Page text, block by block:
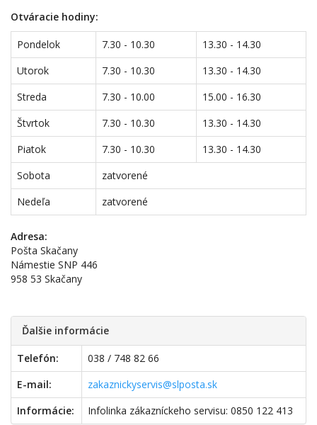
Otváracie hodiny:
Pondelok 7.30 - 10.30
13.30 - 14.30
Utorok
7.30 - 10.30
13.30 - 14.30
Streda
7.30 - 10.00
15.00 - 16.30
Štvrtok
7.30 - 10.30
13.30 - 14.30
Piatok
7.30 - 10.30
13.30 - 14.30
Sobota
zatvorené
Nedeľa
zatvorené
Adresa:
Pošta Skačany
Námestie SNP 446
958 53 Skačany
Ďalšie informácie
Telefón:
038 / 748 82 66
E-mail:
zakaznickyservis@slposta.sk
Informácie:
Infolinka zákazníckeho servisu: 0850 122 413